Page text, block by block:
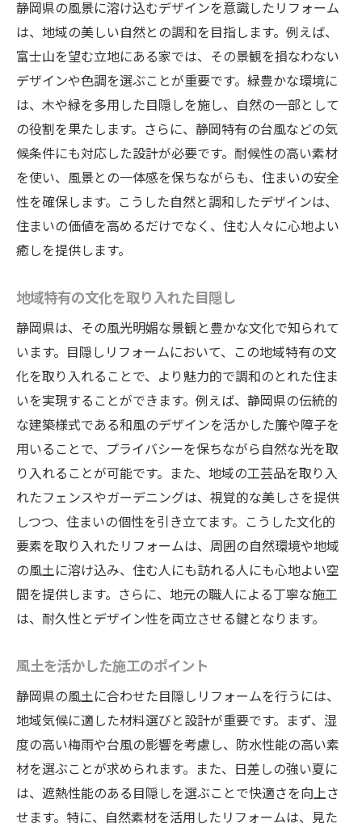
静岡県の風景に溶け込むデザインを意識したリフォーム
は、地域の美しい自然との調和を目指します。例えば、
富士山を望む立地にある家では、その景観を損なわない
デザインや色調を選ぶことが重要です。緑豊かな環境に
は、木や緑を多用した目隠しを施し、自然の一部として
の役割を果たします。さらに、静岡特有の台風などの気
候条件にも対応した設計が必要です。耐候性の高い素材
を使い、風景との一体感を保ちながらも、住まいの安全
性を確保します。こうした自然と調和したデザインは、
住まいの価値を高めるだけでなく、住む人々に心地よい
癒しを提供します。
地域特有の文化を取り入れた目隠し
静岡県は、その風光明媚な景観と豊かな文化で知られて
います。目隠しリフォームにおいて、この地域特有の文
化を取り入れることで、より魅力的で調和のとれた住ま
いを実現することができます。例えば、静岡県の伝統的
な建築様式である和風のデザインを活かした簾や障子を
用いることで、プライバシーを保ちながら自然な光を取
り入れることが可能です。また、地域の工芸品を取り入
れたフェンスやガーデニングは、視覚的な美しさを提供
しつつ、住まいの個性を引き立てます。こうした文化的
要素を取り入れたリフォームは、周囲の自然環境や地域
の風土に溶け込み、住む人にも訪れる人にも心地よい空
間を提供します。さらに、地元の職人による丁寧な施工
は、耐久性とデザイン性を両立させる鍵となります。
風土を活かした施工のポイント
静岡県の風土に合わせた目隠しリフォームを行うには、
地域気候に適した材料選びと設計が重要です。まず、湿
度の高い梅雨や台風の影響を考慮し、防水性能の高い素
材を選ぶことが求められます。また、日差しの強い夏に
は、遮熱性能のある目隠しを選ぶことで快適さを向上さ
せます。特に、自然素材を活用したリフォームは、見た